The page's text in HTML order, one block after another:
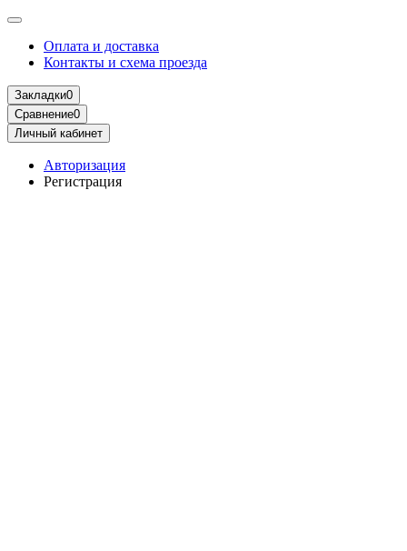
Оплата и доставка
Контакты и схема проезда
Закладки0
Сравнение0
Личный кабинет
Авторизация
Регистрация